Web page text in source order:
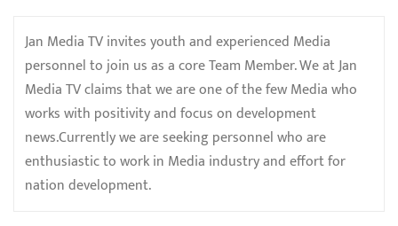
Jan Media TV invites youth and experienced Media
personnel to join us as a core Team Member. We at Jan
Media TV claims that we are one of the few Media who
works with positivity and focus on development
news.Currently we are seeking personnel who are
enthusiastic to work in Media industry and effort for
nation development.